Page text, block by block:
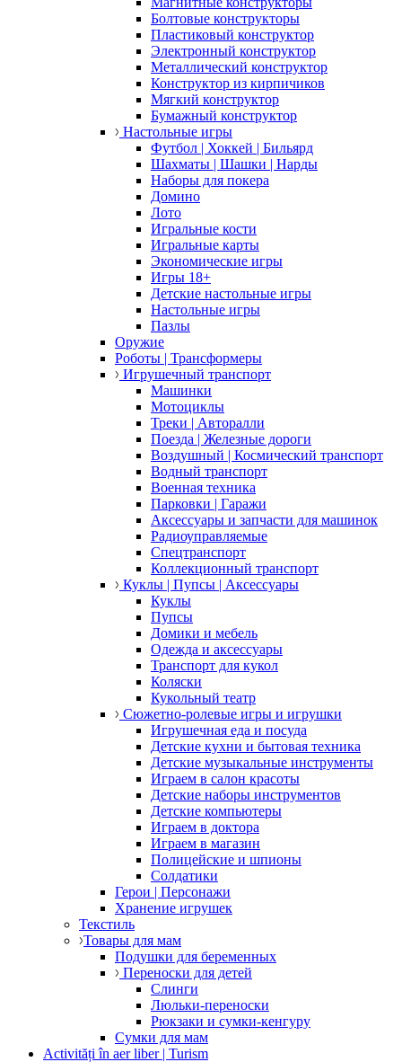
Болтовые конструкторы
Пластиковый конструктор
Электронный конструктор
Металлический конструктор
Конструктор из кирпичиков
Мягкий конструктор
Бумажный конструктор
Настольные игры
Футбол | Хоккей | Бильярд
Шахматы | Шашки | Нарды
Наборы для покера
Домино
Лото
Игральные кости
Игральные карты
Экономические игры
Игры 18+
Детские настольные игры
Настольные игры
Пазлы
Оружие
Роботы | Трансформеры
Игрушечный транспорт
Машинки
Мотоциклы
Треки | Авторалли
Поезда | Железные дороги
Воздушный | Космический транспорт
Водный транспорт
Военная техника
Парковки | Гаражи
Аксессуары и запчасти для машинок
Радиоуправляемые
Спецтранспорт
Коллекционный транспорт
Куклы | Пупсы | Аксессуары
Куклы
Пупсы
Домики и мебель
Одежда и аксессуары
Транспорт для кукол
Коляски
Кукольный театр
Сюжетно-ролевые игры и игрушки
Игрушечная еда и посуда
Детские кухни и бытовая техника
Детские музыкальные инструменты
Играем в салон красоты
Детские наборы инструментов
Детские компьютеры
Играем в доктора
Играем в магазин
Полицейские и шпионы
Солдатики
Герои | Персонажи
Хранение игрушек
Текстиль
Товары для мам
Подушки для беременных
Переноски для детей
Слинги
Люльки-переноски
Рюкзаки и сумки-кенгуру
Сумки для мам
Activități în aer liber | Turism